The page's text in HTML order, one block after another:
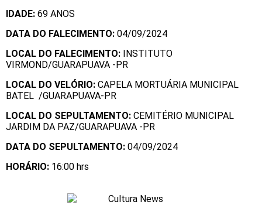
IDADE: 69 ANOS
DATA DO FALECIMENTO: 04/09/2024
LOCAL DO FALECIMENTO: INSTITUTO
VIRMOND/GUARAPUAVA -PR
LOCAL DO VELÓRIO: CAPELA MORTUÁRIA MUNICIPAL
BATEL /GUARAPUAVA-PR
LOCAL DO SEPULTAMENTO: CEMITÉRIO MUNICIPAL
JARDIM DA PAZ/GUARAPUAVA -PR
DATA DO SEPULTAMENTO: 04/09/2024
HORÁRIO: 16:00 hrs